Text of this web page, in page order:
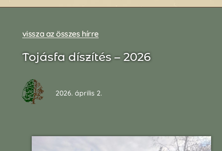
vissza az összes hírre
Tojásfa díszítés – 2026
2026. április 2.